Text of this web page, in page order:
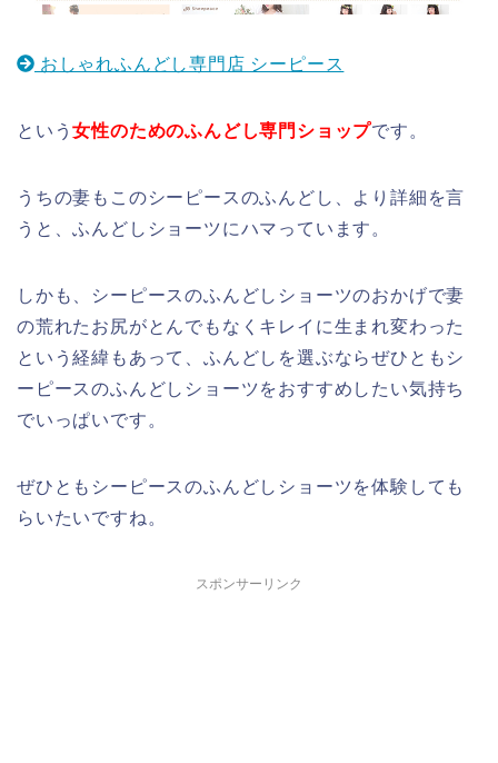
おしゃれふんどし専門店 シーピース
という女性のためのふんどし専門ショップです。
うちの妻もこのシーピースのふんどし、より詳細を言
うと、ふんどしショーツにハマっています。
しかも、シーピースのふんどしショーツのおかげで妻
の荒れたお尻がとんでもなくキレイに生まれ変わった
という経緯もあって、ふんどしを選ぶならぜひともシ
ーピースのふんどしショーツをおすすめしたい気持ち
でいっぱいです。
ぜひともシーピースのふんどしショーツを体験しても
らいたいですね。
スポンサーリンク